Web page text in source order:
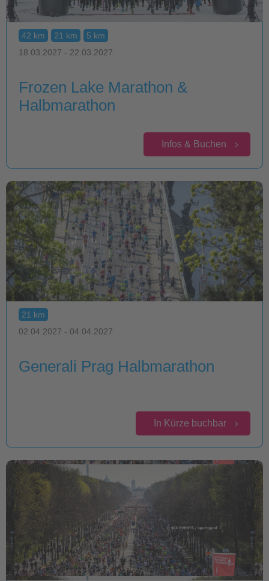
42 km 21 km
5 km
18.03.2027 - 22.03.2027
Frozen Lake Marathon &
Halbmarathon
Infos & Buchen
21 km
02.04.2027 - 04.04.2027
Generali Prag Halbmarathon
In Kürze buchbar